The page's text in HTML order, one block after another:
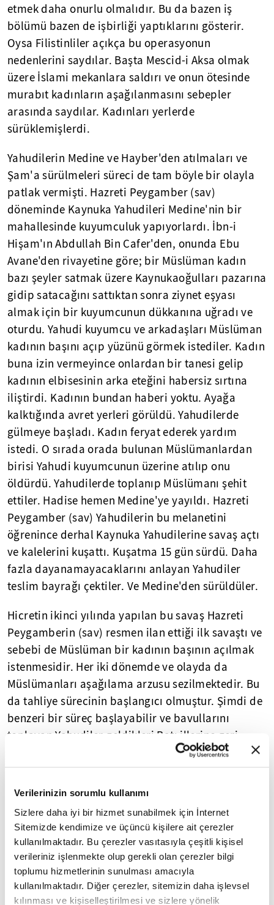
Verilerinizin sorumlu kullanımı
Sizlere daha iyi bir hizmet sunabilmek için İnternet
Sitemizde kendimize ve üçüncü kişilere ait çerezler
kullanılmaktadır. Bu çerezler vasıtasıyla çeşitli kişisel
verileriniz işlenmekte olup gerekli olan çerezler bilgi
toplumu hizmetlerinin sunulması amacıyla
kullanılmaktadır. Diğer çerezler, sitemizin daha işlevsel
kılınması ve kişiselleştirilmesi ve sizlere yönelik
etmek daha onurlu olmalıdır. Bu da bazen iş
bölümü bazen de işbirliği yaptıklarını gösterir.
Oysa Filistinliler açıkça bu operasyonun
nedenlerini saydılar. Başta Mescid-i Aksa olmak
üzere İslami mekanlara saldırı ve onun ötesinde
murabıt kadınların aşağılanmasını sebepler
arasında saydılar. Kadınları yerlerde
sürüklemişlerdi.
Yahudilerin Medine ve Hayber'den atılmaları ve
Şam'a sürülmeleri süreci de tam böyle bir olayla
patlak vermişti. Hazreti Peygamber (sav)
döneminde Kaynuka Yahudileri Medine'nin bir
mahallesinde kuyumculuk yapıyorlardı. İbn-i
Hişam'ın Abdullah Bin Cafer'den, onunda Ebu
Avane'den rivayetine göre; bir Müslüman kadın
bazı şeyler satmak üzere Kaynukaoğulları pazarına
gidip satacağını sattıktan sonra ziynet eşyası
almak için bir kuyumcunun dükkanına uğradı ve
oturdu. Yahudi kuyumcu ve arkadaşları Müslüman
kadının başını açıp yüzünü görmek istediler. Kadın
buna izin vermeyince onlardan bir tanesi gelip
kadının elbisesinin arka eteğini habersiz sırtına
iliştirdi. Kadının bundan haberi yoktu. Ayağa
kalktığında avret yerleri görüldü. Yahudilerde
gülmeye başladı. Kadın feryat ederek yardım
istedi. O sırada orada bulunan Müslümanlardan
birisi Yahudi kuyumcunun üzerine atılıp onu
öldürdü. Yahudilerde toplanıp Müslümanı şehit
ettiler. Hadise hemen Medine'ye yayıldı. Hazreti
Peygamber (sav) Yahudilerin bu melanetini
öğrenince derhal Kaynuka Yahudilerine savaş açtı
ve kalelerini kuşattı. Kuşatma 15 gün sürdü. Daha
fazla dayanamayacaklarını anlayan Yahudiler
teslim bayrağı çektiler. Ve Medine'den sürüldüler.
Hicretin ikinci yılında yapılan bu savaş Hazreti
Peygamberin (sav) resmen ilan ettiği ilk savaştı ve
sebebi de Müslüman bir kadının başının açılmak
istenmesidir. Her iki dönemde ve olayda da
Müslümanları aşağılama arzusu sezilmektedir. Bu
da tahliye sürecinin başlangıcı olmuştur. Şimdi de
benzeri bir süreç başlayabilir ve bavullarını
toplayan Yahudiler geldikleri Batı illerine geri
dönebilirler. Şimdiden bir kısmı bavullarını
hazırlıyor. Filistinliler ise ölümüne yurtlarında
tutunuyorlar. Ahzab Suresi'nin 60'ıncı ayeti Medine
günleriyle ilgili bu durumu hikaye etmektedir.
60-61. Andolsun ki, eğer münafıklar, kalplerinde
hastalık olanlar ve şehirde dedikodu üreterek,
yayarak fesat çıkaranlar, (bu tutumlarına) bir
son vermedikleri takdirde, gerçekten seni